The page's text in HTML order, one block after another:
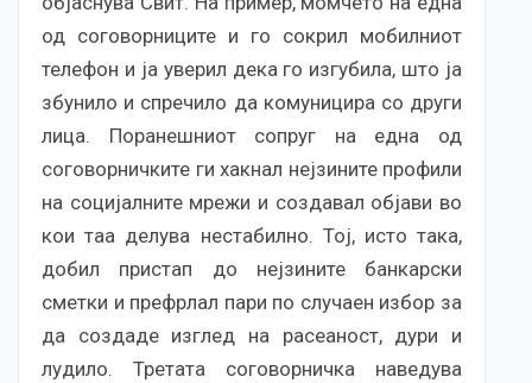
од соговорниците и го сокрил мобилниот
телефон и ја уверил дека го изгубила, што ја
збунило и спречило да комуницира со други
лица. Поранешниот сопруг на една од
соговорничките ги хакнал нејзините профили
на социјалните мрежи и создавал објави во
кои таа делува нестабилно. Тој, исто така,
добил пристап до нејзините банкарски
сметки и префрлал пари по случаен избор за
да создаде изглед на расеаност, дури и
лудило. Третата соговорничка наведува